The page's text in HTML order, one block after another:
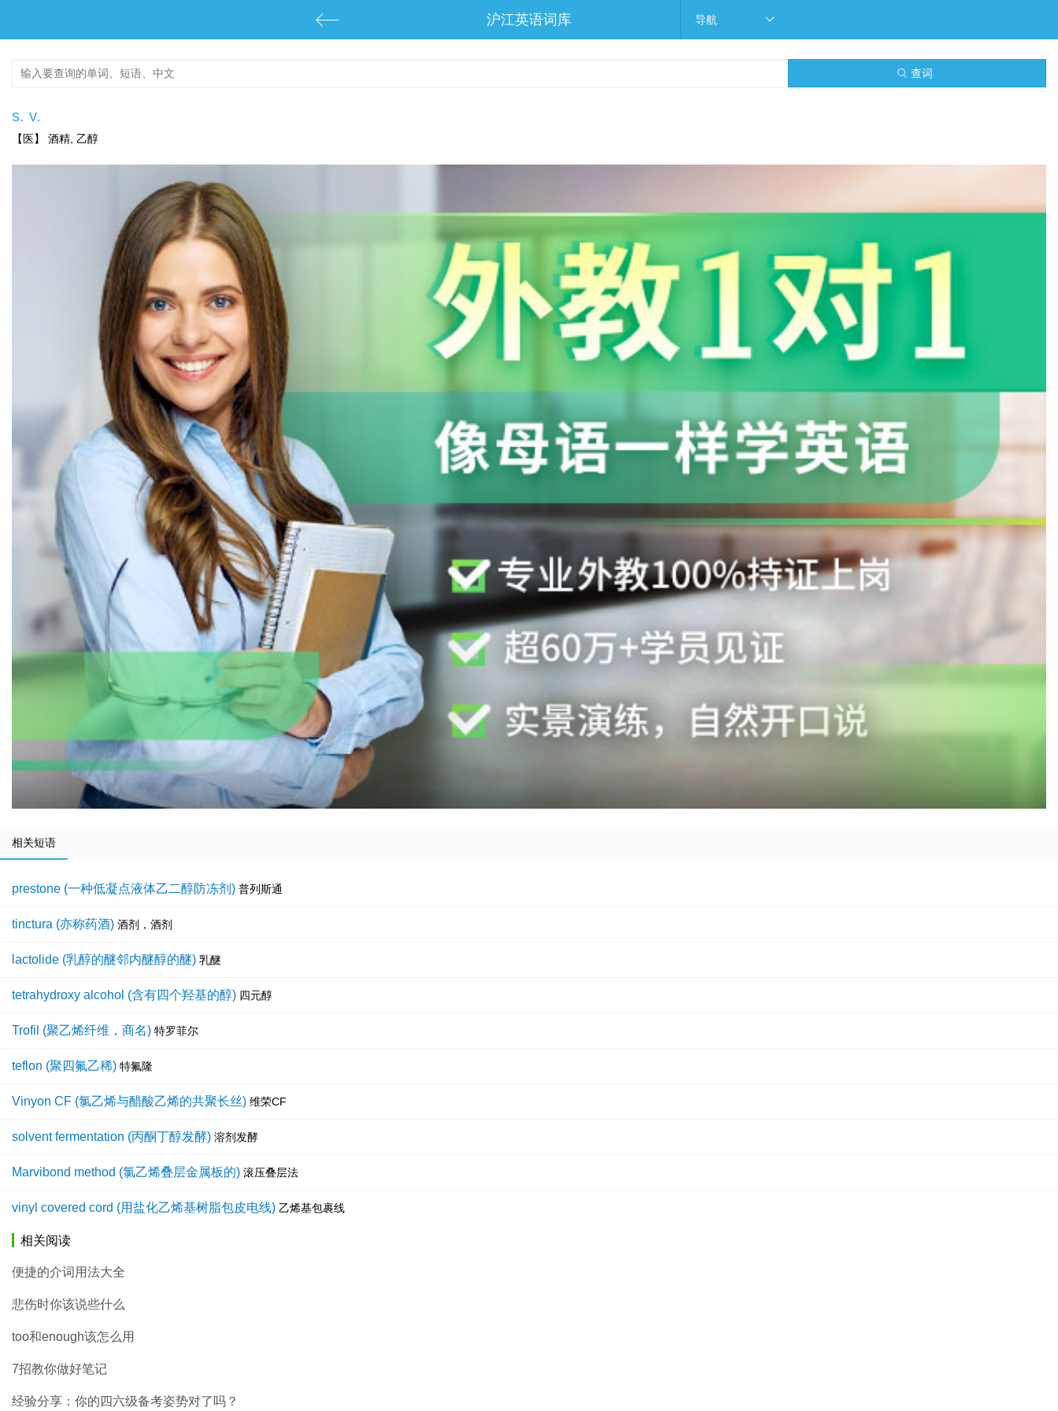
沪江英语词库 导航
查词
s. v.
【医】 酒精, 乙醇
相关短语
prestone (一种低凝点液体乙二醇防冻剂) 普列斯通
tinctura (亦称药酒) 酒剂，酒剂
lactolide (乳醇的醚邻内醚醇的醚) 乳醚
tetrahydroxy alcohol (含有四个羟基的醇) 四元醇
Trofil (聚乙烯纤维，商名) 特罗菲尔
teflon (聚四氟乙稀) 特氟隆
Vinyon CF (氯乙烯与醋酸乙烯的共聚长丝) 维荣CF
solvent fermentation (丙酮丁醇发酵) 溶剂发酵
Marvibond method (氯乙烯叠层金属板的) 滚压叠层法
vinyl covered cord (用盐化乙烯基树脂包皮电线) 乙烯基包裹线
相关阅读
便捷的介词用法大全
悲伤时你该说些什么
too和enough该怎么用
7招教你做好笔记
经验分享：你的四六级备考姿势对了吗？